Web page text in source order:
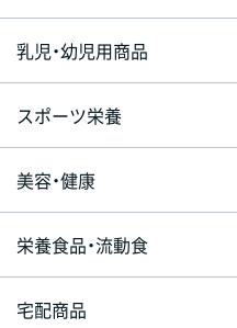
乳児・幼児用商品
スポーツ栄養
美容・健康
栄養食品・流動食
宅配商品